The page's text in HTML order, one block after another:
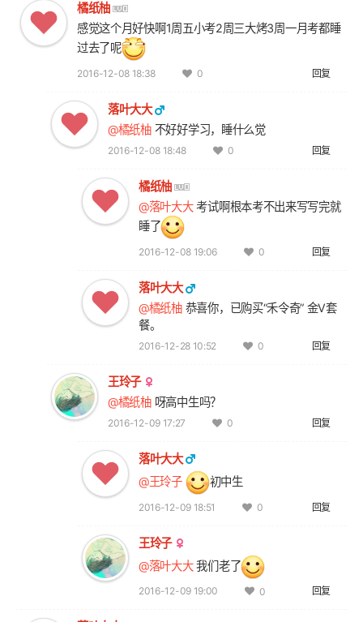
橘纸柚
感觉这个月好快啊1周五小考2周三大烤3周一月考都睡
过去了呢
2016-12-08 18:38 回复
0
落叶大大
@橘纸柚 不好好学习，睡什么觉
2016-12-08 18:48 回复
0
橘纸柚
@落叶大大 考试啊根本考不出来写写完就
睡了
2016-12-08 19:06 回复
0
落叶大大
@橘纸柚 恭喜你，已购买“禾令奇” 金V套
餐。
2016-12-28 10:52 回复
0
王玲子
@橘纸柚 呀高中生吗？
2016-12-09 17:27 回复
0
落叶大大
@王玲子
初中生
2016-12-09 18:51 回复
0
王玲子
@落叶大大 我们老了
2016-12-09 19:00 回复
0